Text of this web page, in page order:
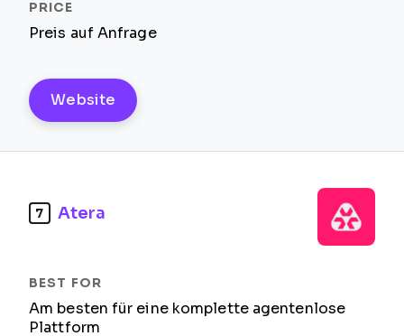
Preis auf Anfrage
Website
7 Atera
Am besten für eine komplette agentenlose
Plattform